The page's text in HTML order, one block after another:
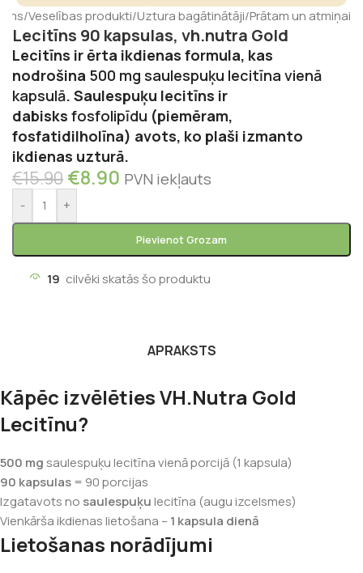
/Veselības produkti/Uztura bagātinātāji/Prātam un atmiņai
Lecitīns 90 kapsulas, vh.nutra Gold
Lecitīns ir ērta ikdienas formula, kas
nodrošina 500 mg saulespuķu lecitīna vienā
kapsulā. Saulespuķu lecitīns ir
dabisks fosfolipīdu (piemēram,
fosfatidilholīna) avots, ko plaši izmanto
ikdienas uzturā.
€15.90 €8.90 PVN iekļauts
- +
Pievienot Grozam
19 cilvēki skatās šo produktu
APRAKSTS
Kāpēc izvēlēties VH.Nutra Gold
Lecitīnu?
500 mg saulespuķu lecitīna vienā porcijā (1 kapsula)
90 kapsulas= 90 porcijas
Izgatavots no saulespuķulecitīna (augu izcelsmes)
Vienkārša ikdienas lietošana –1 kapsula dienā
Lietošanas norādījumi